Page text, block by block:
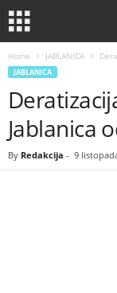
Home JABLANICA
JABLANICA
Jablanica
By Redakcija - 9